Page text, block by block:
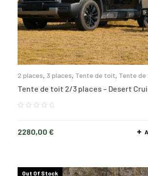
2 places, 3 places, Tente de toit, Tente
Tente de toit 2/3 places – Desert
2280,00 €
Out Of Stock